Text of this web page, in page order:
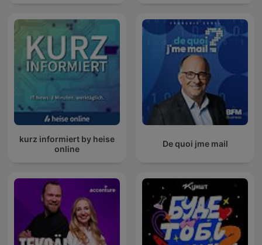
kurz informiert by heise
online
De quoi jme mail